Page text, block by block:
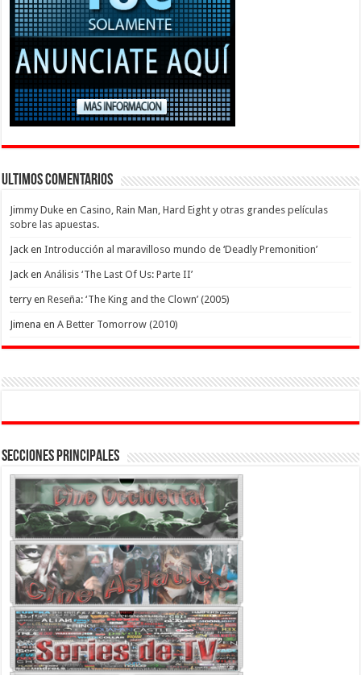
Ultimos Comentarios
Jimmy Duke enCasino, Rain Man, Hard Eight y otras grandes películas
sobre las apuestas.
Jack enIntroducción al maravilloso mundo de ‘Deadly Premonition’
Jack enAnálisis ‘The Last Of Us: Parte II’
terryenReseña: ‘The King and the Clown’ (2005)
Jimena enA Better Tomorrow (2010)
Secciones Principales